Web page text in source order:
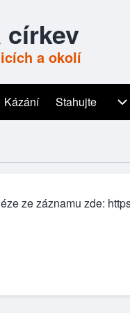
církev
a okolí
sub-navigation
Kázání Stahujte
ze záznamu zde: